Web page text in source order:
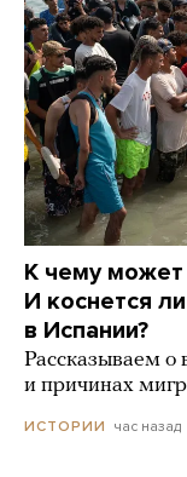
К чему может
И коснется
в Испании?
Рассказываем о
и причинах
ИСТОРИИ час назад